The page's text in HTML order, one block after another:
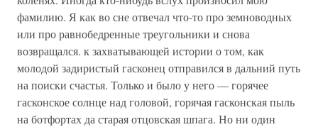
фамилию. Я как во сне отвечал что-то про земноводных
или про равнобедренные треугольники и снова
возвращался. к захватывающей истории о том, как
молодой задиристый гасконец отправился в дальний путь
на поиски счастья. Только и было у него — горячее
гасконское солнце над головой, горячая гасконская пыль
на ботфортах да старая отцовская шпага. Но ни один